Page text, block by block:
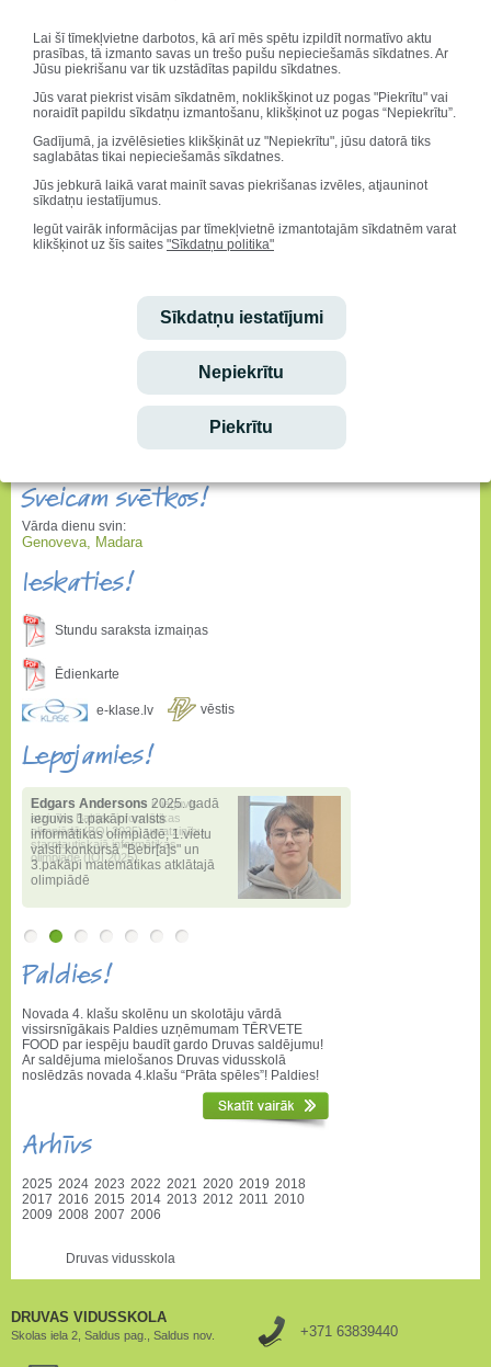
Lai šī tīmekļvietne darbotos, kā arī mēs spētu izpildīt normatīvo aktu
prasības, tā izmanto savas un trešo pušu nepieciešamās sīkdatnes. Ar
Jūsu piekrišanu var tik uzstādītas papildu sīkdatnes.
Jūs varat piekrist visām sīkdatnēm, noklikšķinot uz pogas "Piekrītu" vai
noraidīt papildu sīkdatņu izmantošanu, klikšķinot uz pogas “Nepiekrītu”.
Gadījumā, ja izvēlēsieties klikšķināt uz "Nepiekrītu", jūsu datorā tiks
saglabātas tikai nepieciešamās sīkdatnes.
Jūs jebkurā laikā varat mainīt savas piekrišanas izvēles, atjauninot
sīkdatņu iestatījumus.
Iegūt vairāk informācijas par tīmekļvietnē izmantotajām sīkdatnēm varat
klikšķinot uz šīs saites "Sīkdatņu politika"
Sīkdatņu iestatījumi
Nepiekrītu
Piekrītu
Sveicam svētkos!
Vārda dienu svin:
Genoveva, Madara
Ieskaties!
Stundu saraksta izmaiņas
Ēdienkarte
e-klase.lv vēstis
Lepojamies!
Edgars Andersons 2025. gadā
ieguvis 1.pakāpi valsts
informātikas olimpiādē,1.vietu
valstī konkursā "Bebr[a]s" un
3.pakāpi matemātikas atklātajā
olimpiādē
Paldies!
Novada 4. klašu skolēnu un skolotāju vārdā
vissirsnīgākais Paldies uzņēmumam TĒRVETE
FOOD par iespēju baudīt gardo Druvas saldējumu!
Ar saldējuma mielošanos Druvas vidusskolā
noslēdzās novada 4.klašu “Prāta spēles”! Paldies!
Arhīvs
2025 2024 2023 2022 2021 2020 2019 2018
2017 2016 2015 2014 2013 2012 2011 2010
2009 2008 2007 2006
Druvas vidusskola
DRUVAS VIDUSSKOLA
Skolas iela 2, Saldus pag., Saldus nov. +371 63839440